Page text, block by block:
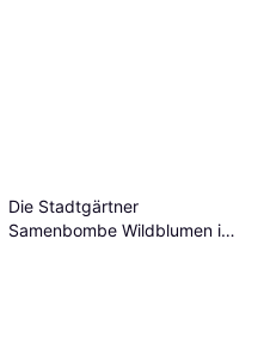
Die Stadtgärtner
Samenbombe Wildblumen im